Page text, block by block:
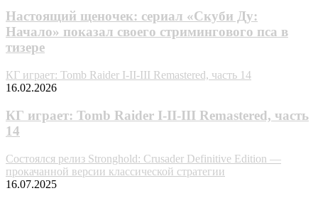
Настоящий щеночек: сериал «Скуби Ду:
Начало» показал своего стримингового пса в
тизере
КГ играет: Tomb Raider I-II-III Remastered, часть 14
16.02.2026
КГ играет: Tomb Raider I-II-III Remastered, часть
14
Состоялся релиз Stronghold: Crusader Definitive Edition —
прокачанной версии классической стратегии
16.07.2025